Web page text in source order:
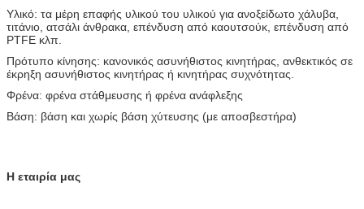
Υλικό: τα μέρη επαφής υλικού του υλικού για ανοξείδωτο χάλυβα,
τιτάνιο, ατσάλι άνθρακα, επένδυση από καουτσούκ, επένδυση από
PTFE κλπ.
Πρότυπο κίνησης: κανονικός ασυνήθιστος κινητήρας, ανθεκτικός σε
έκρηξη ασυνήθιστος κινητήρας ή κινητήρας συχνότητας.
Φρένα: φρένα στάθμευσης ή φρένα ανάφλεξης
Βάση: βάση και χωρίς βάση χύτευσης (με αποσβεστήρα)
Η εταιρία μας